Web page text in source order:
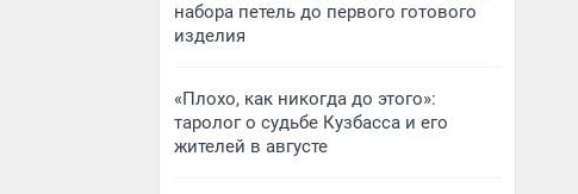
набора петель до первого готового
изделия
«Плохо, как никогда до этого»:
таролог о судьбе Кузбасса и его
жителей в августе